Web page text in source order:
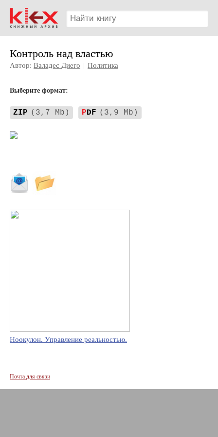
Контроль над властью
Автор: Валадес Диего | Политика
Выберите формат:
ZIP (3,7 Mb) PDF (3,9 Mb)
Ноокулон. Управление реальностью.
Почта для связи